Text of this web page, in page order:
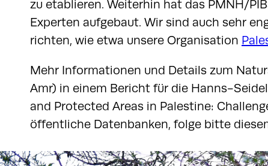
zu etablieren. Weiterhin hat das PMNH/
Experten aufgebaut. Wir sind auch sehr
richten, wie etwa unsere Organisation
Mehr Informationen und Details zum
Amr) in einem Bericht für die Hanns-
and Protected Areas in Palestine:
öffentliche Datenbanken, folge bitte